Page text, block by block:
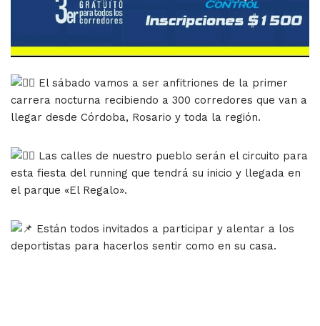
El sábado vamos a ser anfitriones de la primer
carrera nocturna recibiendo a 300 corredores que van a
llegar desde Córdoba, Rosario y toda la región.
Las calles de nuestro pueblo serán el circuito para
esta fiesta del running que tendrá su inicio y llegada en
el parque «El Regalo».
Están todos invitados a participar y alentar a los
deportistas para hacerlos sentir como en su casa.